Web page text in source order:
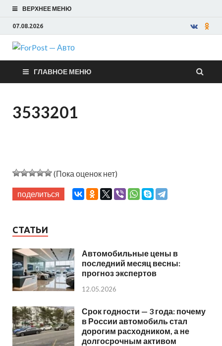
ВЕРХНЕЕ МЕНЮ
07.08.2026
ForPost —
Авто
ГЛАВНОЕ МЕНЮ
3533201
(Пока оценок нет)
поделиться
СТАТЬИ
Автомобильные цены в
последний месяц весны:
прогноз экспертов
12.05.2026
Срок годности — 3 года: почему
в России автомобиль стал
дорогим расходником, а не
долгосрочным активом